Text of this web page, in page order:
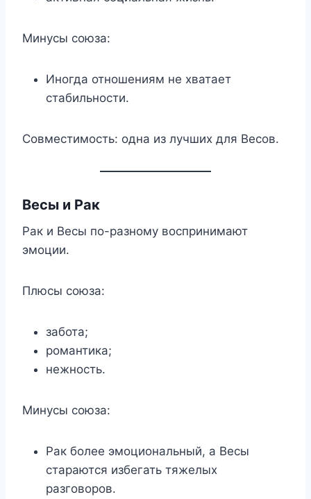
Минусы союза:
Иногда отношениям не хватает
стабильности.
Совместимость: одна из лучших для Весов.
Весы и Рак
Рак и Весы по-разному воспринимают
эмоции.
Плюсы союза:
забота;
романтика;
нежность.
Минусы союза:
Рак более эмоциональный, а Весы
стараются избегать тяжелых
разговоров.